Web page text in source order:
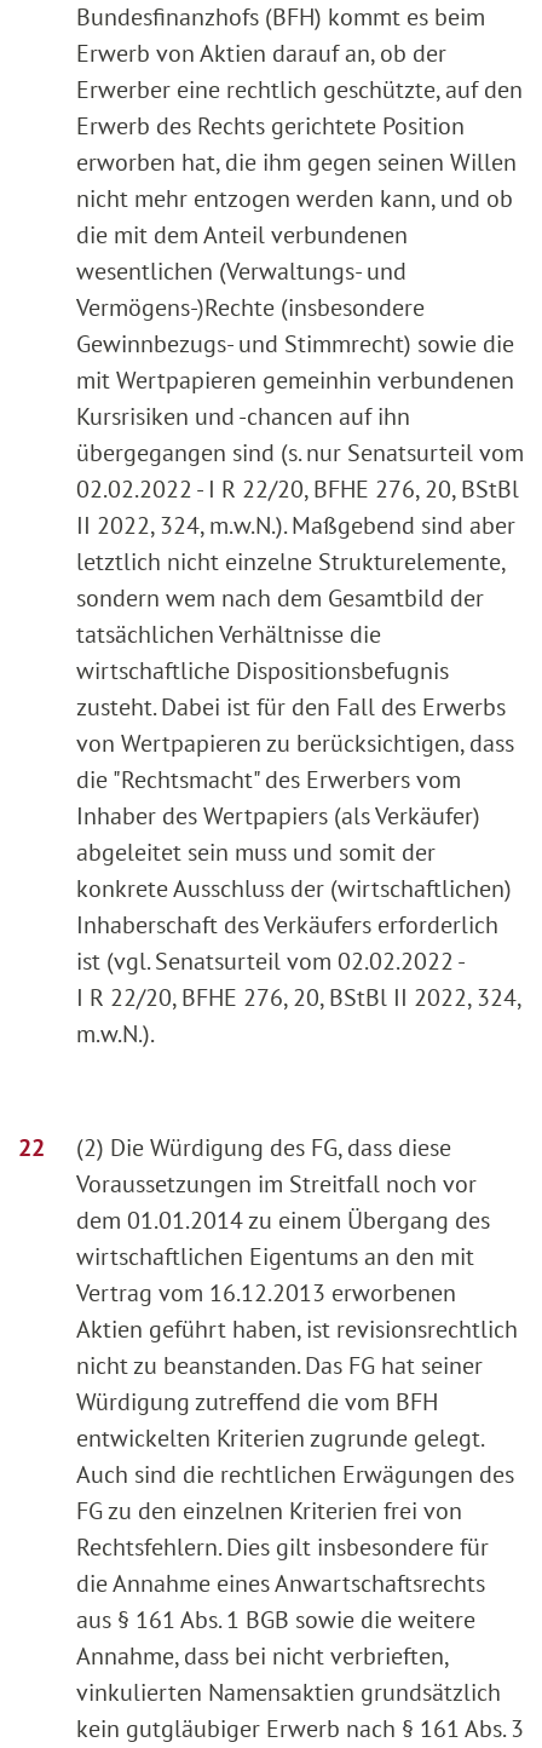
Bundesfinanzhofs (BFH) kommt es beim
Erwerb von Aktien darauf an, ob der
Erwerber eine rechtlich geschützte, auf den
Erwerb des Rechts gerichtete Position
erworben hat, die ihm gegen seinen Willen
nicht mehr entzogen werden kann, und ob
die mit dem Anteil verbundenen
wesentlichen (Verwaltungs- und
Vermögens-)Rechte (insbesondere
Gewinnbezugs- und Stimmrecht) sowie die
mit Wertpapieren gemeinhin verbundenen
Kursrisiken und -chancen auf ihn
übergegangen sind (s. nur Senatsurteil vom
02.02.2022 - I R 22/20, BFHE 276, 20, BStBl
II 2022, 324, m.w.N.). Maßgebend sind aber
letztlich nicht einzelne Strukturelemente,
sondern wem nach dem Gesamtbild der
tatsächlichen Verhältnisse die
wirtschaftliche Dispositionsbefugnis
zusteht. Dabei ist für den Fall des Erwerbs
von Wertpapieren zu berücksichtigen, dass
die "Rechtsmacht" des Erwerbers vom
Inhaber des Wertpapiers (als Verkäufer)
abgeleitet sein muss und somit der
konkrete Ausschluss der (wirtschaftlichen)
Inhaberschaft des Verkäufers erforderlich
ist (vgl. Senatsurteil vom 02.02.2022 -
I R 22/20, BFHE 276, 20, BStBl II 2022, 324,
m.w.N.).
(2) Die Würdigung des FG, dass diese
Voraussetzungen im Streitfall noch vor
dem 01.01.2014 zu einem Übergang des
wirtschaftlichen Eigentums an den mit
Vertrag vom 16.12.2013 erworbenen
Aktien geführt haben, ist revisionsrechtlich
nicht zu beanstanden. Das FG hat seiner
Würdigung zutreffend die vom BFH
entwickelten Kriterien zugrunde gelegt.
Auch sind die rechtlichen Erwägungen des
FG zu den einzelnen Kriterien frei von
Rechtsfehlern. Dies gilt insbesondere für
die Annahme eines Anwartschaftsrechts
aus § 161 Abs. 1 BGB sowie die weitere
Annahme, dass bei nicht verbrieften,
vinkulierten Namensaktien grundsätzlich
kein gutgläubiger Erwerb nach § 161 Abs. 3